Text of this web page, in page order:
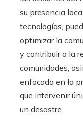
su presencia
tecnologías,
optimizar la
y contribuir a la
comunidades;
enfocada en la
que intervenir
un desastre.